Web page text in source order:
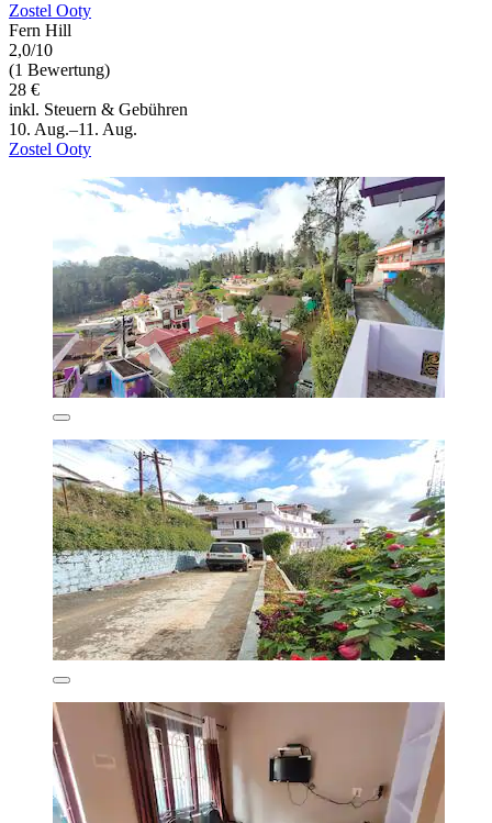
Zostel Ooty
Fern Hill
2,0/10
(1 Bewertung)
28 €
inkl. Steuern & Gebühren
10. Aug.–11. Aug.
Zostel Ooty